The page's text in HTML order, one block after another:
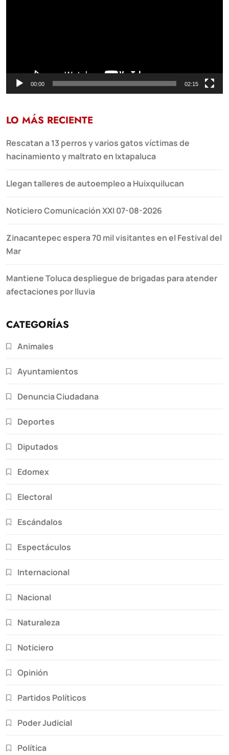
00:00 02:15
LO MÁS RECIENTE
Rescatan a 13 perros y varios gatos víctimas de
hacinamiento y maltrato en Ixtapaluca
Llegan talleres de autoempleo a Huixquilucan
Noticiero Comunicación XXI 07-08-2026
Zinacantepec espera 70 mil visitantes en el Festival del
Mar
Mantiene Toluca despliegue de brigadas para atender
afectaciones por lluvia
CATEGORÍAS
Animales
Ayuntamientos
Denuncia Ciudadana
Deportes
Diputados
Edomex
Electoral
Escándalos
Espectáculos
Internacional
Nacional
Naturaleza
Noticiero
Opinión
Partidos Políticos
Poder Judicial
Política